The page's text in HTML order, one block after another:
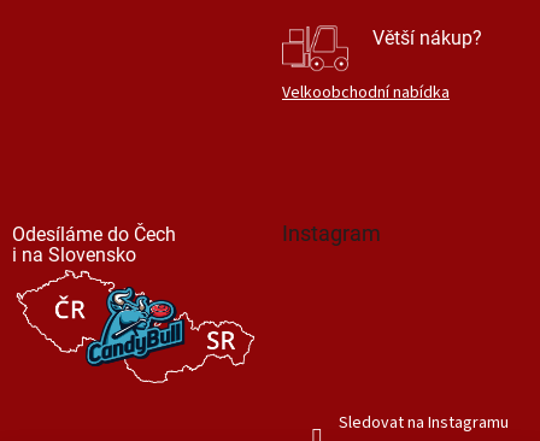
Větší nákup?
Velkoobchodní nabídka
Odesíláme do Čech
i na Slovensko
Instagram
Sledovat na Instagramu